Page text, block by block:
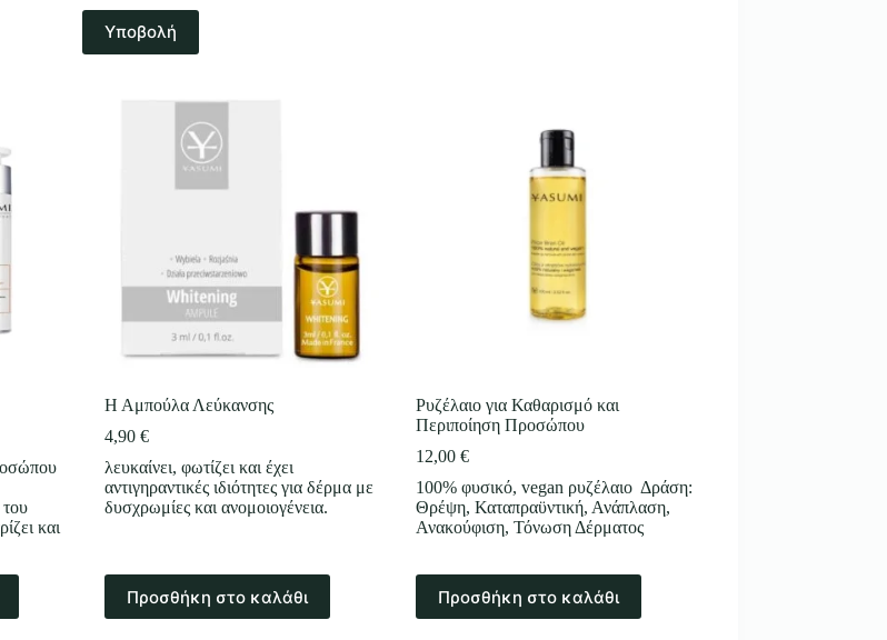
Υποβολή
του
και
Η Αμπούλα Λεύκανσης
4,90 €
λευκαίνει, φωτίζει και έχει
αντιγηραντικές ιδιότητες για δέρμα με
δυσχρωμίες και ανομοιογένεια.
Προσθήκη στο καλάθι
Ρυζέλαιο για Καθαρισμό και
Περιποίηση Προσώπου
12,00 €
100% φυσικό, vegan ρυζέλαιο Δράση:
Θρέψη, Καταπραϋντική, Ανάπλαση,
Ανακούφιση, Τόνωση Δέρματος
Προσθήκη στο καλάθι